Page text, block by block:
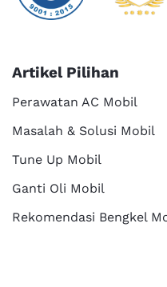
Artikel Pilihan
Perawatan AC Mobil
Masalah & Solusi Mobil
Tune Up Mobil
Ganti Oli Mobil
Rekomendasi Bengkel